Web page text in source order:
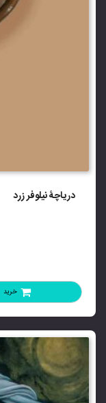
دریاچۀ نیلوفر زرد
خرید